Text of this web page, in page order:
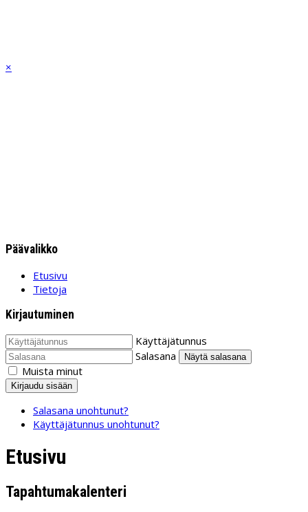
×
Päävalikko
Etusivu
Tietoja
Kirjautuminen
Käyttäjätunnus
Salasana
Näytä salasana
Muista minut
Kirjaudu sisään
Salasana unohtunut?
Käyttäjätunnus unohtunut?
Etusivu
Tapahtumakalenteri